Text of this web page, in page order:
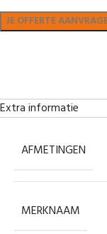
Extra informatie
AFMETINGEN
MERKNAAM